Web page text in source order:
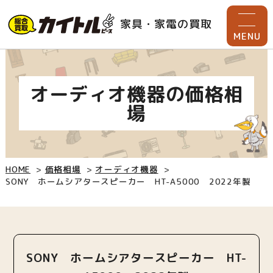
家具・家電の買取
MENU
オーディオ機器の価格相
場
HOME 価格相場
オーディオ機器
SONY ホームシアタースピーカー HT-A5000 2022年製
SONY ホームシアタースピーカー HT-